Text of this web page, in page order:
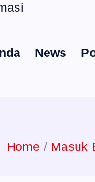
News
Home Masuk